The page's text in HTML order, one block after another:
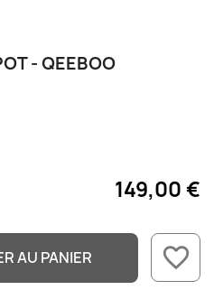
- QEEBOO
149,00 €
AU PANIER favorite_border